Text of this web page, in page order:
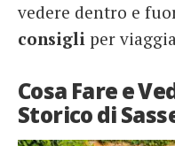
vedere dentro e
consigli per
Cosa Fare e
Storico di